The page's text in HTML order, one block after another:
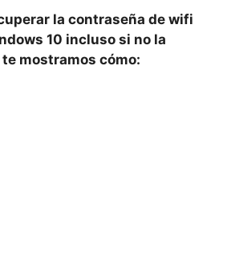
la contraseña de wifi
10 incluso si no la
mostramos cómo: